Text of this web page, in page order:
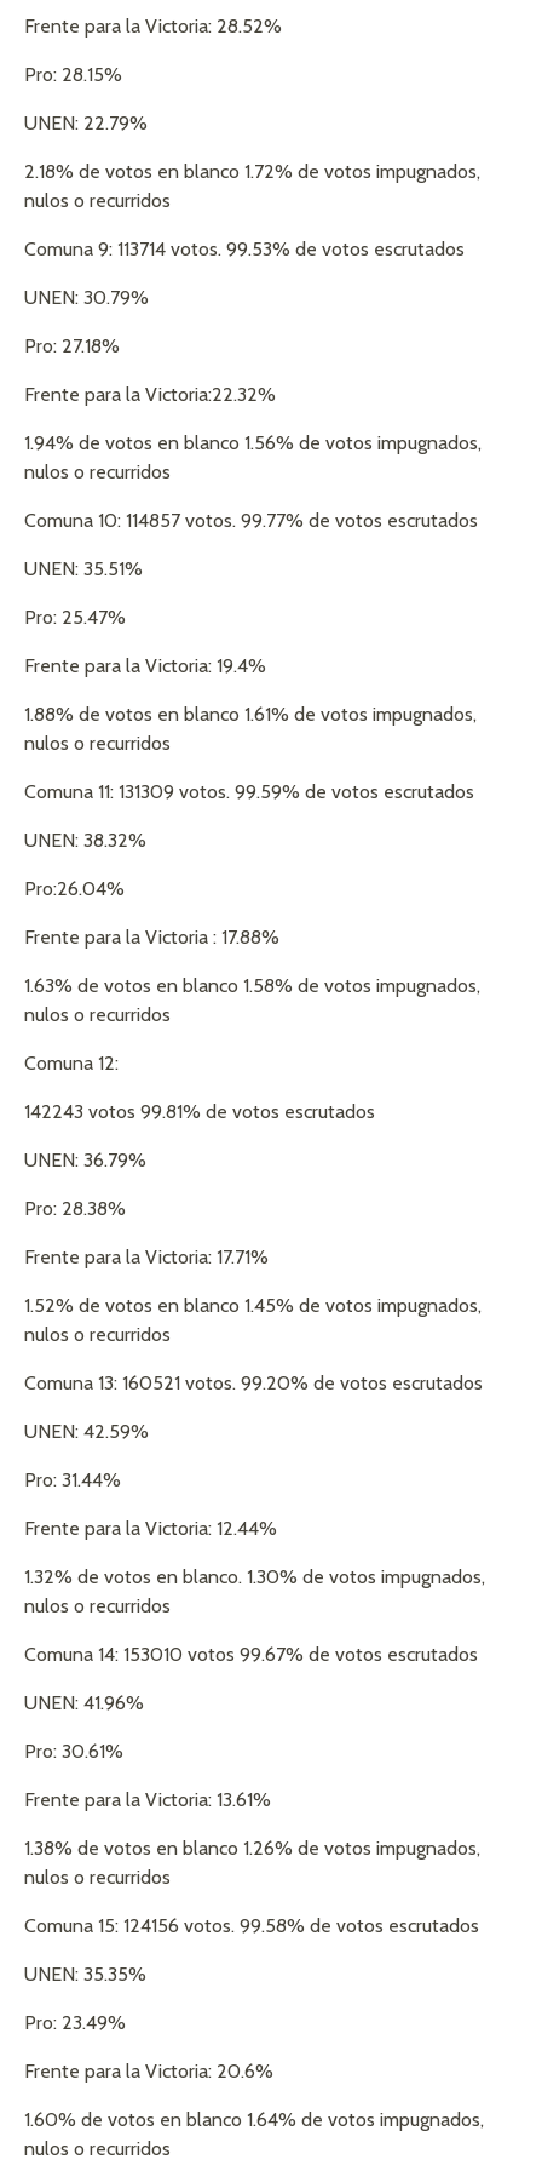
Frente para la Victoria: 28.52%
Pro: 28.15%
UNEN: 22.79%
2.18% de votos en blanco 1.72% de votos impugnados,
nulos o recurridos
Comuna 9: 113714 votos. 99.53% de votos escrutados
UNEN: 30.79%
Pro: 27.18%
Frente para la Victoria:22.32%
1.94% de votos en blanco 1.56% de votos impugnados,
nulos o recurridos
Comuna 10: 114857 votos. 99.77% de votos escrutados
UNEN: 35.51%
Pro: 25.47%
Frente para la Victoria: 19.4%
1.88% de votos en blanco 1.61% de votos impugnados,
nulos o recurridos
Comuna 11: 131309 votos. 99.59% de votos escrutados
UNEN: 38.32%
Pro:26.04%
Frente para la Victoria : 17.88%
1.63% de votos en blanco 1.58% de votos impugnados,
nulos o recurridos
Comuna 12:
142243 votos 99.81% de votos escrutados
UNEN: 36.79%
Pro: 28.38%
Frente para la Victoria: 17.71%
1.52% de votos en blanco 1.45% de votos impugnados,
nulos o recurridos
Comuna 13: 160521 votos. 99.20% de votos escrutados
UNEN: 42.59%
Pro: 31.44%
Frente para la Victoria: 12.44%
1.32% de votos en blanco. 1.30% de votos impugnados,
nulos o recurridos
Comuna 14: 153010 votos 99.67% de votos escrutados
UNEN: 41.96%
Pro: 30.61%
Frente para la Victoria: 13.61%
1.38% de votos en blanco 1.26% de votos impugnados,
nulos o recurridos
Comuna 15: 124156 votos. 99.58% de votos escrutados
UNEN: 35.35%
Pro: 23.49%
Frente para la Victoria: 20.6%
1.60% de votos en blanco 1.64% de votos impugnados,
nulos o recurridos